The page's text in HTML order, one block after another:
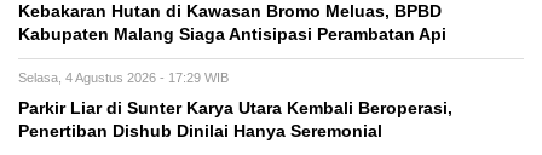
Kebakaran Hutan di Kawasan Bromo Meluas, BPBD
Kabupaten Malang Siaga Antisipasi Perambatan Api
Selasa, 4 Agustus 2026 - 17:29 WIB
Parkir Liar di Sunter Karya Utara Kembali Beroperasi,
Penertiban Dishub Dinilai Hanya Seremonial